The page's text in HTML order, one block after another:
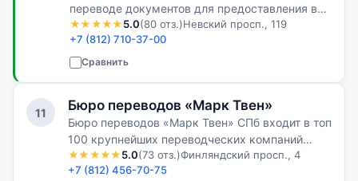
переводе документов для предоставления в
официальные инстанции России. Наши
переводчики имеют необходимые дипломы и
аккредитованы у нотариусов Санкт-
★★★★★5.0(80 отз.)Невский просп., 119
+7 (812) 710-37-00
Сравнить
11 Бюро переводов «Марк Твен»
Бюро переводов «Марк Твен» СПб входит в топ
100 крупнейших переводческих компаний
Российской Федерации! В штате нашего бюро
работают настоящие профессионалы своего
★★★★★5.0(73 отз.)Финляндский просп., 4
+7 (812) 456-70-75